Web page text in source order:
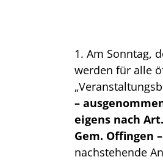
1. Am Sonntag,
werden für alle
–
eigens nach
Gem. Offingen
nachstehende